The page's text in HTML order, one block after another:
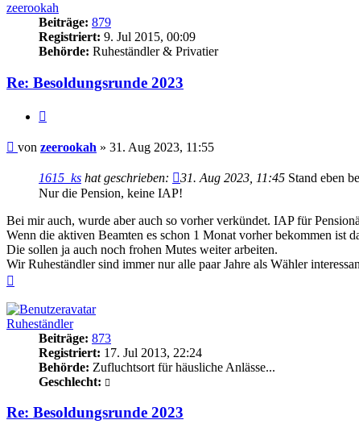
zeerookah
Beiträge: 879
Registriert: 9. Jul 2015, 00:09
Behörde: Ruheständler & Privatier
Re: Besoldungsrunde 2023
Beitrag
von zeerookah » 31. Aug 2023, 11:55
1615_ks hat geschrieben: 31. Aug 2023, 11:45 Stand eben
Nur die Pension, keine IAP!
Bei mir auch, wurde aber auch so vorher verkündet. IAP für
Wenn die aktiven Beamten es schon 1 Monat vorher bekommen ist
Die sollen ja auch noch frohen Mutes weiter arbeiten.
Wir Ruheständler sind immer nur alle paar Jahre als Wähler
Ruheständler
Beiträge: 873
Registriert: 17. Jul 2013, 22:24
Behörde: Zufluchtsort für häusliche Anlässe...
Geschlecht:
Re: Besoldungsrunde 2023